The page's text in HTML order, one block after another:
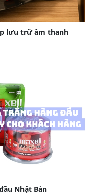
lưu trữ âm thanh
Nhật Bản